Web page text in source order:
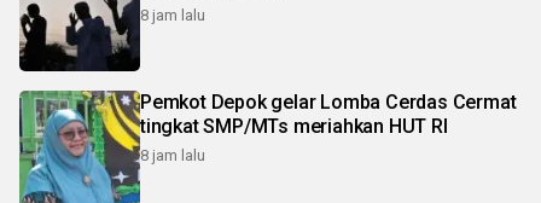
8 jam lalu
Pemkot Depok gelar Lomba Cerdas Cermat
tingkat SMP/MTs meriahkan HUT RI
8 jam lalu